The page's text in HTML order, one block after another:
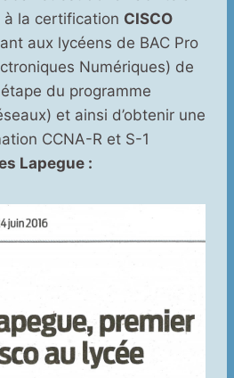
à la certification CISCO
aux lycéens de BAC Pro
Numériques) de
du programme
et ainsi d’obtenir une
CCNA-R et S-1
Lapegue :